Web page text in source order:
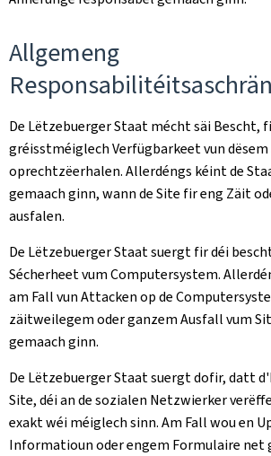
Allgemeng
De Lëtzebuerger Staat mécht säi Bescht,
gréisstméiglech Verfügbarkeet vun dësem
oprechtzëerhalen. Allerdéngs kéint de
gemaach ginn, wann de Site fir eng Zäit
ausfalen.
De Lëtzebuerger Staat suergt fir déi
Sécherheet vum Computersystem.
am Fall vun Attacken op de
zäitweilegem oder ganzem Ausfall vum
gemaach ginn.
De Lëtzebuerger Staat suergt dofir, datt
Site, déi an de sozialen Netzwierker
exakt wéi méiglech sinn. Am Fall wou en
Informatioun oder engem Formulaire net